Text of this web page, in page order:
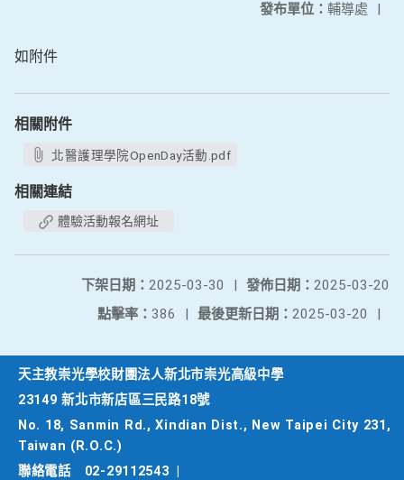
發布單位： 輔導處 |
如附件
相關附件
北醫護理學院OpenDay活動.pdf
相關連結
體驗活動報名網址
發佈日期： 2025-03-20
下架日期： 2025-03-30
|
最後更新日期： 2025-03-20 |
點擊率： 386 |
天主教崇光學校財團法人新北市崇光高級中學
23149 新北市新店區三民路18號
No. 18, Sanmin Rd., Xindian Dist., New Taipei City 231,
Taiwan (R.O.C.)
聯絡電話
02-29112543